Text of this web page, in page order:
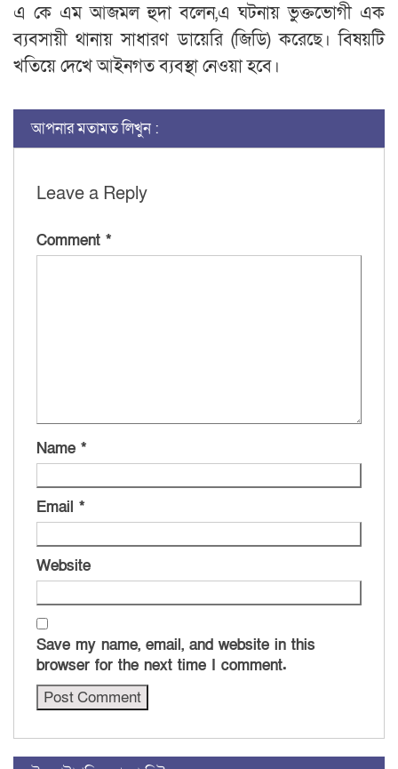
এ কে এম আজমল হুদা বলেন,এ ঘটনায় ভুক্তভোগী এক
ব্যবসায়ী থানায় সাধারণ ডায়েরি (জিডি) করেছে। বিষয়টি
খতিয়ে দেখে আইনগত ব্যবস্থা নেওয়া হবে।
আপনার মতামত লিখুন :
Leave a Reply
Comment *
Name *
Email *
Website
Save my name, email, and website in this
browser for the next time I comment.